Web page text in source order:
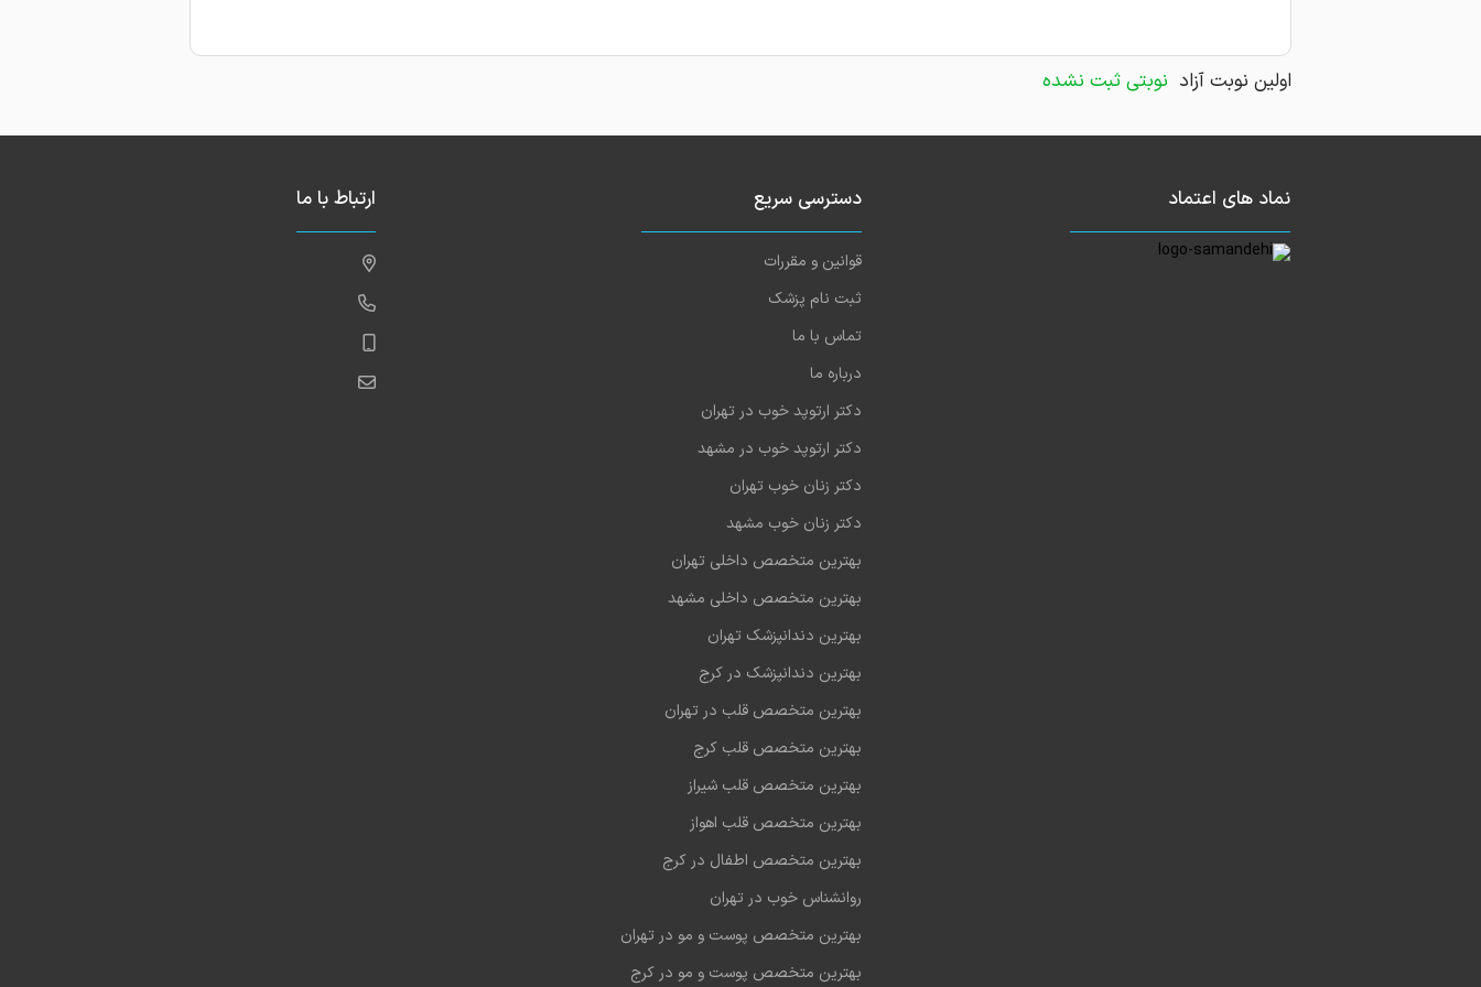
اولین نوبت آزاد نوبتی ثبت نشده
نماد های اعتماد دسترسی سریع
قوانین و مقررات
ثبت نام پزشک
تماس با ما
درباره ما
دکتر ارتوپد خوب در تهران
دکتر ارتوپد خوب در مشهد
دکتر زنان خوب تهران
دکتر زنان خوب مشهد
بهترین متخصص داخلی تهران
بهترین متخصص داخلی مشهد
بهترین دندانپزشک تهران
بهترین دندانپزشک در کرج
بهترین متخصص قلب در تهران
بهترین متخصص قلب کرج
بهترین متخصص قلب شیراز
بهترین متخصص قلب اهواز
بهترین متخصص اطفال در کرج
روانشناس خوب در تهران
بهترین متخصص پوست و مو در تهران
بهترین متخصص پوست و مو در کرج
ارتباط با ما